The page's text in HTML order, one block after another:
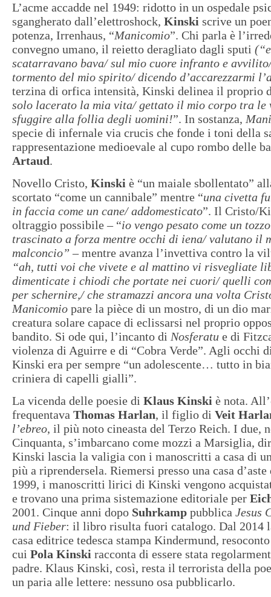
L’acme accadde nel 1949: ridotto in un ospedale
sgangherato dall’elettroshock, Kinski scrive un
potenza, Irrenhaus, “Manicomio”. Chi parla è
convegno umano, il reietto deragliato dagli sputi
scatarravano bava/ sul mio cuore infranto e
tormento del mio spirito/ dicendo d’accarezzarmi
terzina di orfica intensità, Kinski delinea il proprio
solo lacerato la mia vita/ gettato il mio corpo tra le
sfuggire alla follia degli uomini!”. In sostanza,
specie di infernale via crucis che fonde i toni della
rappresentazione medioevale al cupo rombo delle
Artaud.
Novello Cristo, Kinski è “un maiale sbollentato”
scortato “come un cannibale” mentre “una civetta
in faccia come un cane/ addomesticato”. Il Cristo/
oltraggio possibile – “io vengo pesato come un
trascinato a forza mentre occhi di iena/ valutano il
malconcio” – mentre avanza l’invettiva contro la
“ah, tutti voi che vivete e al mattino vi risvegliate
dimenticate i chiodi che portate nei cuori/ quelli
per schernire,/ che stramazzi ancora una volta
Manicomio pare la pièce di un mostro, di un dio
creatura solare capace di eclissarsi nel proprio
bandito. Si ode qui, l’incanto di Nosferatu e di
violenza di Aguirre e di “Cobra Verde”. Agli occhi
Kinski era per sempre “un adolescente… tutto in
criniera di capelli gialli”.
La vicenda delle poesie di Klaus Kinski è nota.
frequentava Thomas Harlan, il figlio di Veit
l’ebreo, il più noto cineasta del Terzo Reich. I due,
Cinquanta, s’imbarcano come mozzi a Marsiglia,
Kinski lascia la valigia con i manoscritti a casa di
più a riprendersela. Riemersi presso una casa
1999, i manoscritti lirici di Kinski vengono
e trovano una prima sistemazione editoriale per
2001. Cinque anni dopo Suhrkamp pubblica Jesus
und Fieber: il libro risulta fuori catalogo. Dal 2014
casa editrice tedesca stampa Kindermund,
cui Pola Kinski racconta di essere stata
padre. Klaus Kinski, così, resta il terrorista della
un paria alle lettere: nessuno osa pubblicarlo.